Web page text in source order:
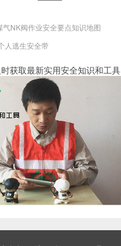
气NK阀作业安全要点知识地图
人逃生安全带
获取最新实用安全知识和工具